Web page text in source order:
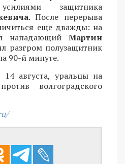
защитника
. После перерыва
еще дважды: на
нападающий Мартин
разгром полузащитник
90-й минуте.
августа, уральцы на
волгоградского